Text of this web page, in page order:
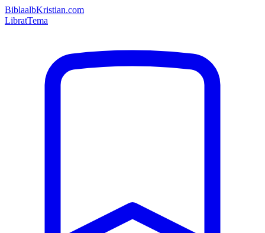
BiblaalbKristian.com
LibratTema